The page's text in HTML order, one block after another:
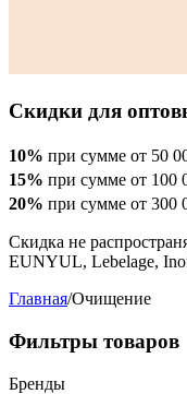
Скидки для
10% при сумме от 50
15% при сумме от 100
20% при сумме от 300
Скидка не
EUNYUL, Lebelage,
Главная/Очищение
Фильтры товаров
Бренды